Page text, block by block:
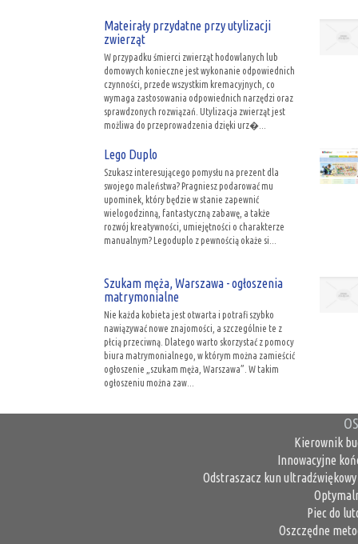
Mateirały przydatne przy utylizacji
zwierząt
W przypadku śmierci zwierząt hodowlanych lub
domowych konieczne jest wykonanie odpowiednich
czynności, przede wszystkim kremacyjnych, co
wymaga zastosowania odpowiednich narzędzi oraz
sprawdzonych rozwiązań. Utylizacja zwierząt jest
możliwa do przeprowadzenia dzięki urz�...
Lego Duplo
Szukasz interesującego pomysłu na prezent dla
swojego maleństwa? Pragniesz podarować mu
upominek, który będzie w stanie zapewnić
wielogodzinną, fantastyczną zabawę, a także
rozwój kreatywności, umiejętności o charakterze
manualnym? Legoduplo z pewnością okaże si...
Szukam męża, Warszawa - ogłoszenia
matrymonialne
Nie każda kobieta jest otwarta i potrafi szybko
nawiązywać nowe znajomości, a szczególnie te z
płcią przeciwną. Dlatego warto skorzystać z pomocy
biura matrymonialnego, w którym można zamieścić
ogłoszenie „szukam męża, Warszawa”. W takim
ogłoszeniu można zaw...
Kierownik
Innowacyjne
Odstraszacz kun
Piec do
Oszczędne